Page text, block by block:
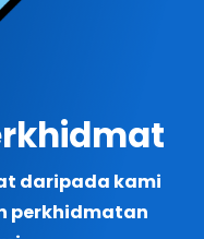
daripada kami
perkhidmatan